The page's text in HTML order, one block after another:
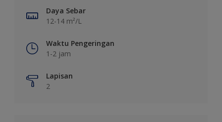
Daya Sebar
12-14 m²/L
Waktu Pengeringan
1-2 jam
Lapisan
2